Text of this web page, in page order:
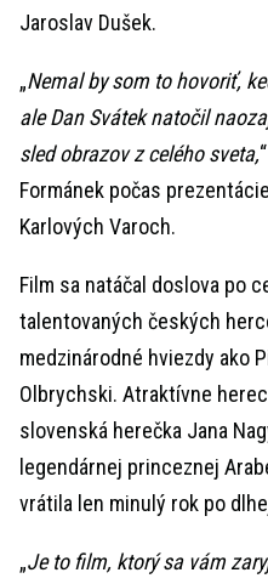
Jaroslav Dušek.
„Nemal by som to hovoriť,
ale Dan Svátek natočil
sled obrazov z celého sveta,
Formánek počas
Karlových Varoch.
Film sa natáčal doslova po
talentovaných českých
medzinárodné hviezdy ako
Olbrychski. Atraktívne
slovenská herečka Jana
legendárnej princeznej
vrátila len minulý rok po
„Je to film, ktorý sa vám